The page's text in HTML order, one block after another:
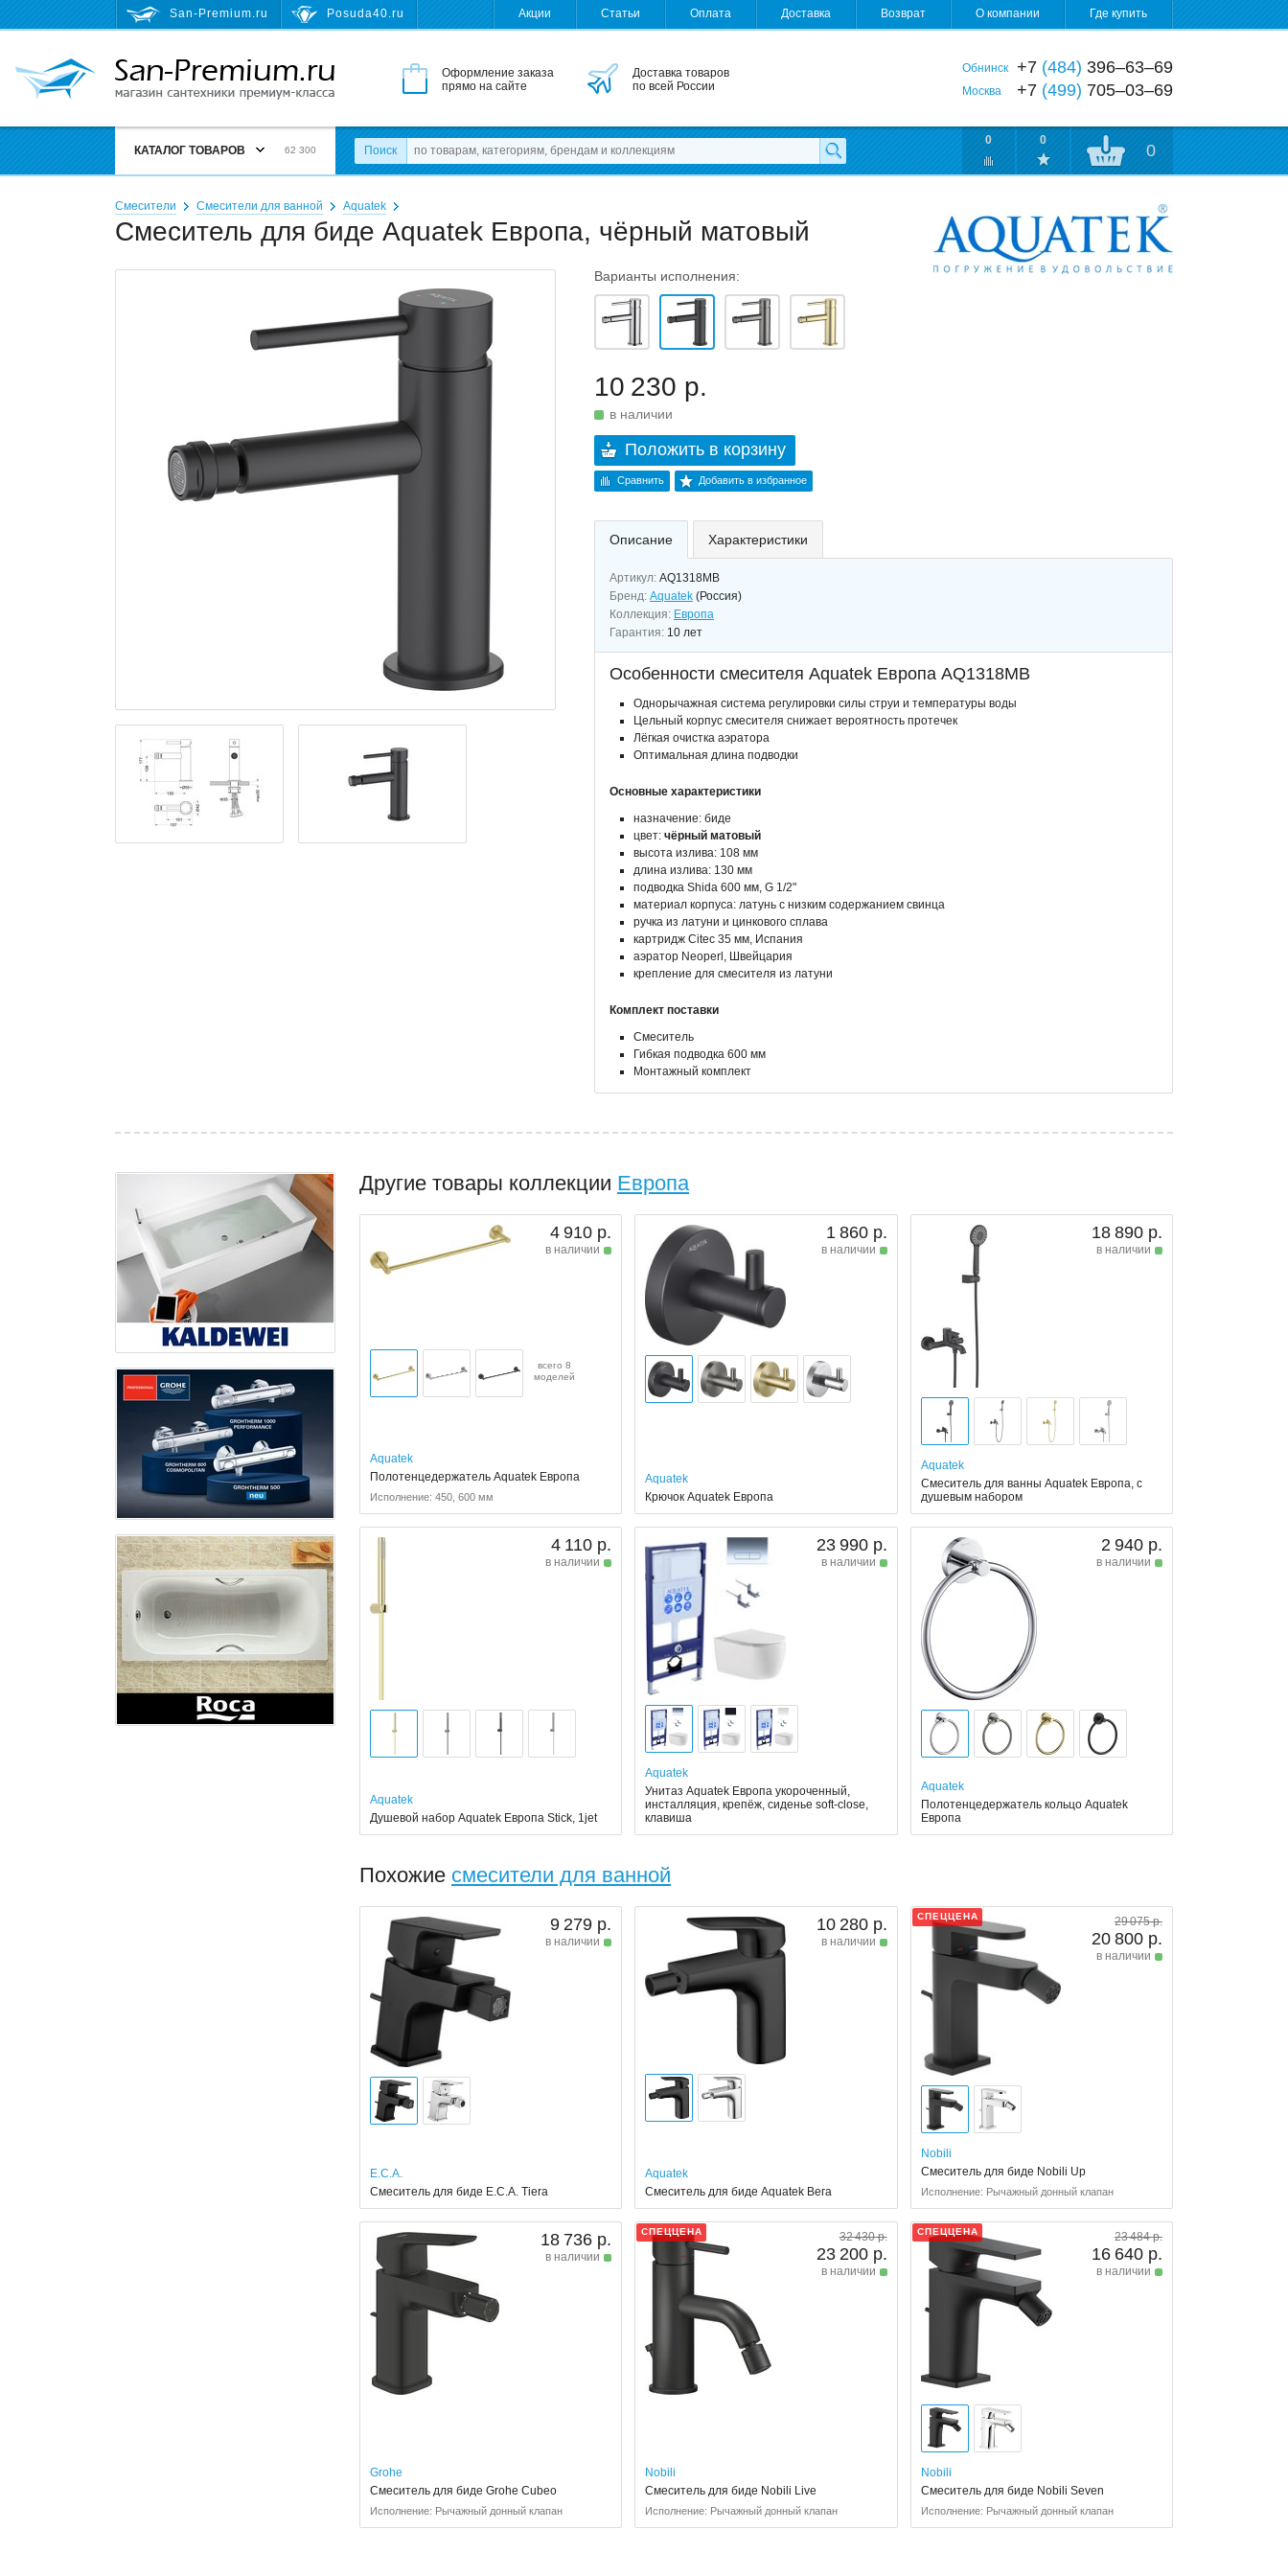
San-Premium.ru Posuda40.ru Акции Статьи Оплата Доставка Возврат О компании Где купить
Оформление заказа
прямо на сайте
Доставка товаров
по всей России
Обнинск +7 (484) 396‒63‒69
Москва +7 (499) 705‒03‒69
КАТАЛОГ ТОВАРОВ 62 300 Поиск
0 0
0
Смесители Смесители для ванной Aquatek
Смеситель для биде Aquatek Европа, чёрный матовый
Варианты исполнения:
10 230 р.
в наличии
Положить в корзину
Сравнить Добавить в избранное
Описание Характеристики
Артикул: AQ1318MB
Бренд: Aquatek (Россия)
Коллекция: Европа
Гарантия: 10 лет
Особенности смесителя Aquatek Европа AQ1318MB
Однорычажная система регулировки силы струи и температуры воды
Цельный корпус смесителя снижает вероятность протечек
Лёгкая очистка аэратора
Оптимальная длина подводки
Основные характеристики
назначение: биде
цвет: чёрный матовый
высота излива: 108 мм
длина излива: 130 мм
подводка Shida 600 мм, G 1/2"
материал корпуса: латунь с низким содержанием свинца
ручка из латуни и цинкового сплава
картридж Citec 35 мм, Испания
аэратор Neoperl, Швейцария
крепление для смесителя из латуни
Комплект поставки
Смеситель
Гибкая подводка 600 мм
Монтажный комплект
Другие товары коллекции Европа
4 910 р.
в наличии
всего 8
моделей
Aquatek
Полотенцедержатель Aquatek Европа
Исполнение: 450, 600 мм
1 860 р.
в наличии
Aquatek
Крючок Aquatek Европа
18 890 р.
в наличии
Aquatek
Смеситель для ванны Aquatek Европа, с
душевым набором
4 110 р.
в наличии
Aquatek
Душевой набор Aquatek Европа Stick, 1jet
23 990 р.
в наличии
Aquatek
Унитаз Aquatek Европа укороченный,
инсталляция, крепёж, сиденье soft-close,
клавиша
2 940 р.
в наличии
Aquatek
Полотенцедержатель кольцо Aquatek
Европа
Похожие смесители для ванной
9 279 р.
в наличии
E.C.A.
Смеситель для биде E.C.A. Tiera
10 280 р.
в наличии
Aquatek
Смеситель для биде Aquatek Вега
СПЕЦЦЕНА 29 075 р.
20 800 р.
в наличии
Nobili
Смеситель для биде Nobili Up
Исполнение: Рычажный донный клапан
18 736 р.
в наличии
Grohe
Смеситель для биде Grohe Cubeo
Исполнение: Рычажный донный клапан
СПЕЦЦЕНА 32 430 р.
23 200 р.
в наличии
Nobili
Смеситель для биде Nobili Live
Исполнение: Рычажный донный клапан
СПЕЦЦЕНА 23 484 р.
16 640 р.
в наличии
Nobili
Смеситель для биде Nobili Seven
Исполнение: Рычажный донный клапан